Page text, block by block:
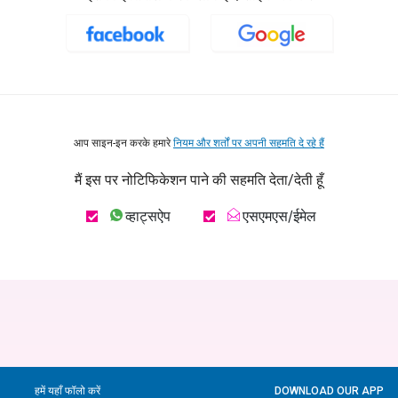
आप साइन-इन करके हमारेनियम और शर्तों पर अपनी सहमति दे रहे हैं
मैं इस पर नोटिफिकेशन पाने की सहमति देता/देती हूँ
व्हाट्सऐप एसएमएस/ईमेल
हमें यहाँ फॉलो करें DOWNLOAD OUR APP